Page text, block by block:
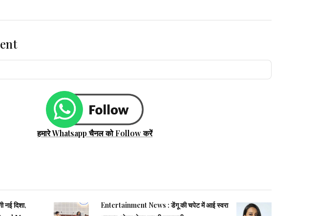
हमारे Whatsapp चैनल को Follow करें
नई दिशा,
Entertainment News : डेंगू की चपेट में आई स्वरा